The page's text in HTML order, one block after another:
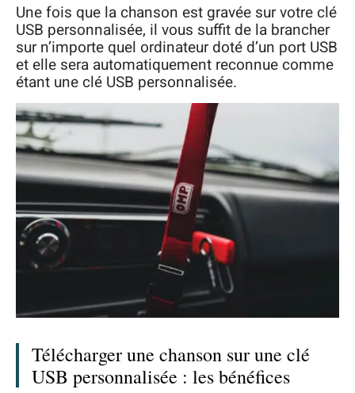
Une fois que la chanson est gravée sur votre clé
USB personnalisée, il vous suffit de la brancher
sur n’importe quel ordinateur doté d’un port USB
et elle sera automatiquement reconnue comme
étant une clé USB personnalisée.
Télécharger une chanson sur une clé
USB personnalisée : les bénéfices